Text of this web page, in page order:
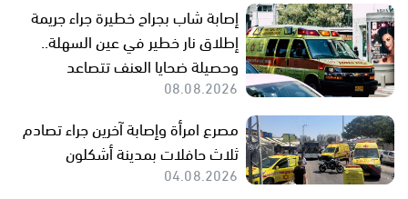
إصابة شاب بجراح خطيرة جراء جريمة
إطلاق نار خطير في عين السهلة..
وحصيلة ضحايا العنف تتصاعد
08.08.2026
مصرع امرأة وإصابة آخرين جراء تصادم
ثلاث حافلات بمدينة أشكلون
04.08.2026